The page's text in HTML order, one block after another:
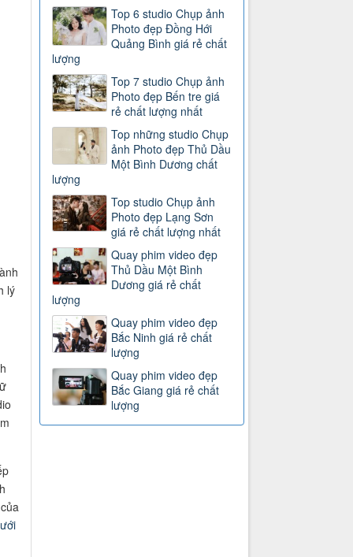
lý
Top 6 studio Chụp ảnh
Photo đẹp Đồng Hới
Quảng Bình giá rẻ chất
lượng
Top 7 studio Chụp ảnh
Photo đẹp Bến tre giá
rẻ chất lượng nhất
Top những studio Chụp
ảnh Photo đẹp Thủ Dầu
Một Bình Dương chất
lượng
Top studio Chụp ảnh
Photo đẹp Lạng Sơn
giá rẻ chất lượng nhất
Quay phim video đẹp
Thủ Dầu Một Bình
Dương giá rẻ chất
lượng
Quay phim video đẹp
Bắc Ninh giá rẻ chất
lượng
Quay phim video đẹp
Bắc Giang giá rẻ chất
lượng